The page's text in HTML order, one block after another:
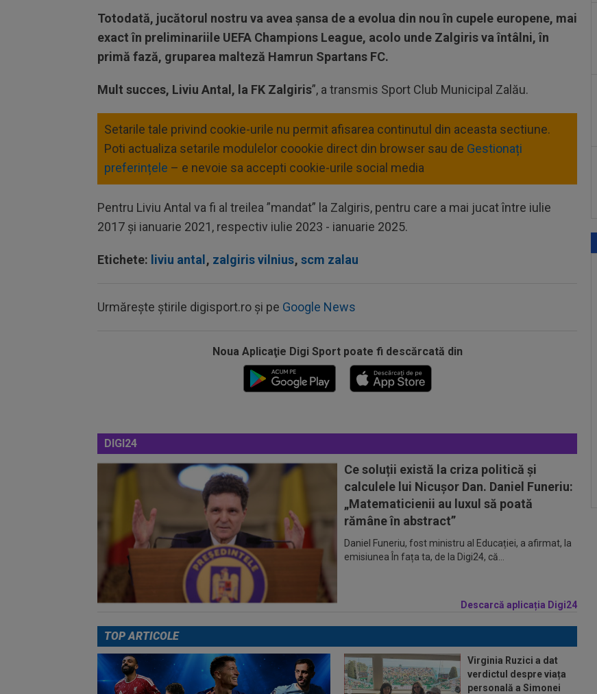
Totodată, jucătorul nostru va avea șansa de a evolua din nou în cupele europene, mai
exact în preliminariile UEFA Champions League, acolo unde Zalgiris va întâlni, în
primă fază, gruparea malteză Hamrun Spartans FC.
Mult succes, Liviu Antal, la FK Zalgiris”, a transmis Sport Club Municipal Zalău.
Setarile tale privind cookie-urile nu permit afisarea continutul din aceasta sectiune.
Poti actualiza setarile modulelor coookie direct din browser sau de Gestionați
preferințele – e nevoie sa accepti cookie-urile social media
Pentru Liviu Antal va fi al treilea ”mandat” la Zalgiris, pentru care a mai jucat între iulie
2017 și ianuarie 2021, respectiv iulie 2023 - ianuarie 2025.
Etichete: liviu antal , zalgiris vilnius, scm zalau
Urmărește știrile digisport.ro și pe Google News
Noua Aplicaţie Digi Sport poate fi descărcată din
DIGI24
Ce soluții există la criza politică și
calculele lui Nicușor Dan. Daniel Funeriu:
„Matematicienii au luxul să poată
rămâne în abstract”
Daniel Funeriu, fost ministru al Educației, a afirmat, la
emisiunea În fața ta, de la Digi24, că...
Descarcă aplicația Digi24
TOP ARTICOLE
Virginia Ruzici a dat
verdictul despre viața
personală a Simonei